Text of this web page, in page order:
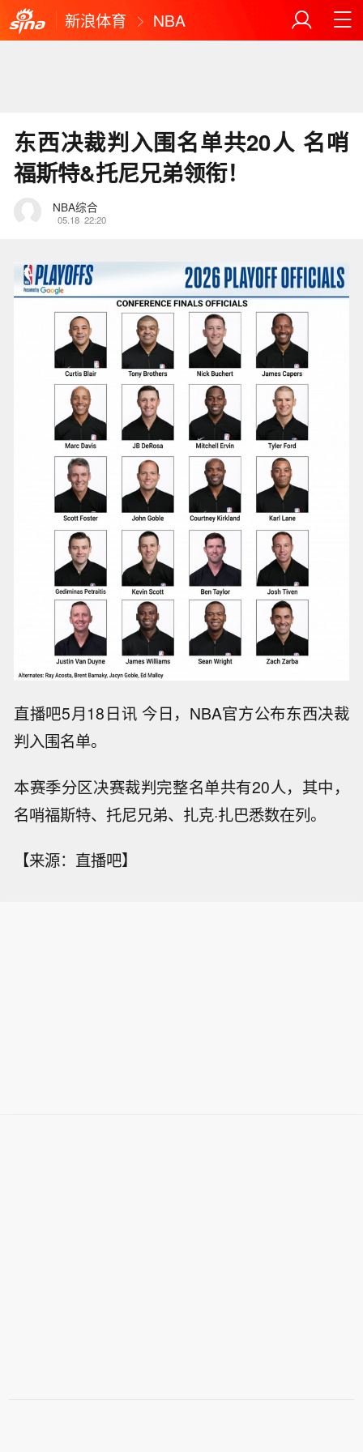
新浪体育 NBA
东西决裁判入围名单共20人 名哨
福斯特&托尼兄弟领衔！
NBA综合
05.18 22:20
直播吧5月18日讯 今日，NBA官方公布东西决裁
判入围名单。
本赛季分区决赛裁判完整名单共有20人，其中，
名哨福斯特、托尼兄弟、扎克·扎巴悉数在列。
【来源：直播吧】